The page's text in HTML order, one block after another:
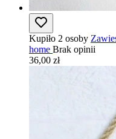
Kupiło 2 osoby
home Brak opinii
36,00 zł